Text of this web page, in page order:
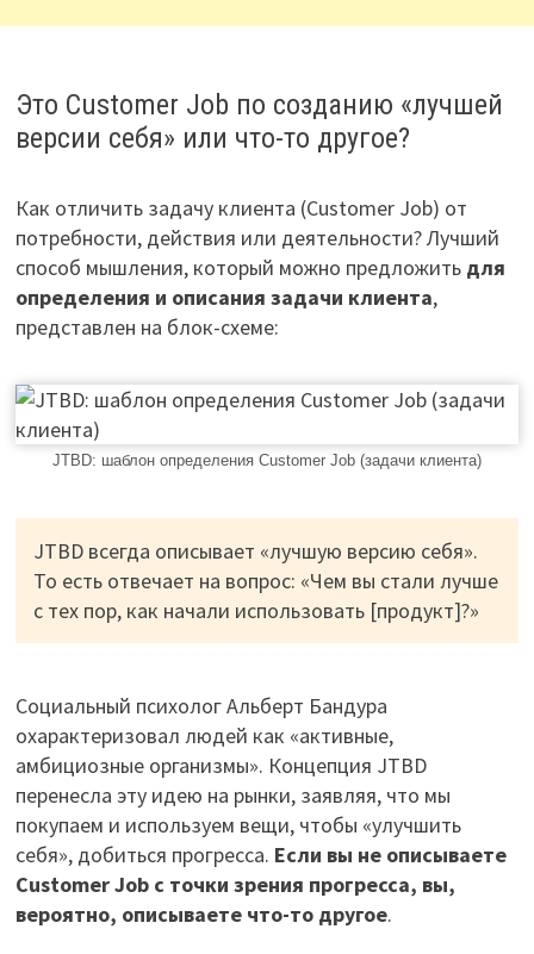
Это Customer Job по созданию «лучшей
версии себя» или что-то другое?
Как отличить задачу клиента (Customer Job) от
потребности, действия или деятельности? Лучший
способ мышления, который можно предложить для
определения и описания задачи клиента,
представлен на блок-схеме:
JTBD: шаблон определения Customer Job (задачи клиента)
JTBD всегда описывает «лучшую версию себя».
То есть отвечает на вопрос: «Чем вы стали лучше
с тех пор, как начали использовать [продукт]?»
Социальный психолог Альберт Бандура
охарактеризовал людей как «активные,
амбициозные организмы». Концепция JTBD
перенесла эту идею на рынки, заявляя, что мы
покупаем и используем вещи, чтобы «улучшить
себя», добиться прогресса. Если вы не описываете
Customer Job с точки зрения прогресса, вы,
вероятно, описываете что-то другое.